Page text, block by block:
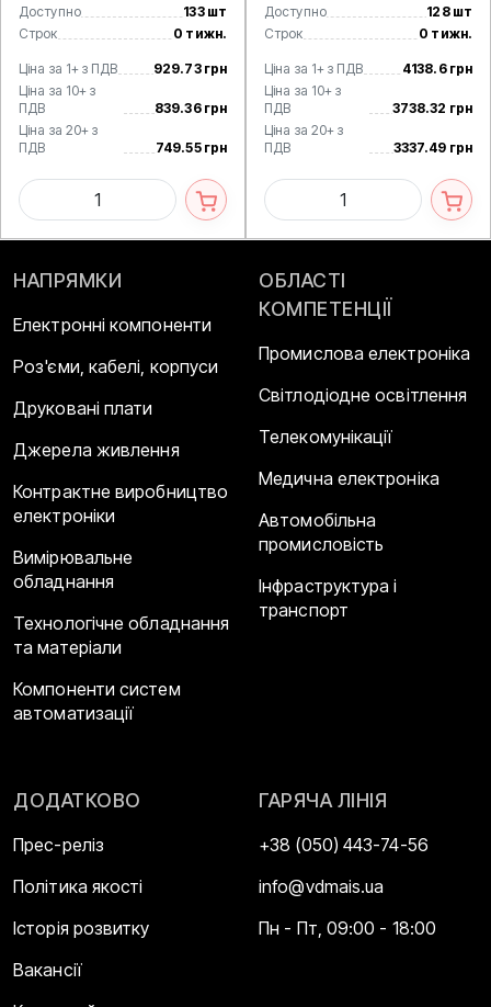
Доступно
133 шт
Строк
0 тижн.
Ціна за 1+ з ПДВ
929.73 грн
Ціна за 10+ з
ПДВ
839.36 грн
Ціна за 20+ з
ПДВ
749.55 грн
Доступно
128 шт
Строк
0 тижн.
Ціна за 1+ з ПДВ
4138.6 грн
Ціна за 10+ з
ПДВ
3738.32 грн
Ціна за 20+ з
ПДВ
3337.49 грн
НАПРЯМКИ
Електронні компоненти
Роз'єми, кабелі, корпуси
Друковані плати
Джерела живлення
Контрактне виробництво
електроніки
Вимірювальне
обладнання
Технологічне обладнання
та матеріали
Компоненти систем
автоматизації
ОБЛАСТІ
КОМПЕТЕНЦІЇ
Промислова електроніка
Світлодіодне освітлення
Телекомунікації
Медична електроніка
Автомобільна
промисловість
Інфраструктура і
транспорт
ДОДАТКОВО
Прес-реліз
Політика якості
Історія розвитку
Вакансії
ГАРЯЧА ЛІНІЯ
+38 (050) 443-74-56
info@vdmais.ua
Пн - Пт, 09:00 - 18:00